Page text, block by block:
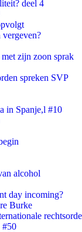
deel 4
vergeven?
zijn zoon sprak
spreken SVP
in Spanje,l #10
alcohol
day incoming?
Burke
rechtsorde
#50